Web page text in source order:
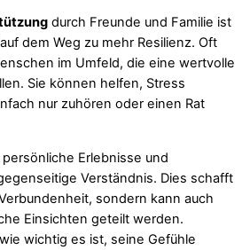
durch Freunde und Familie ist
dem Weg zu mehr Resilienz. Oft
im Umfeld, die eine wertvolle
Sie können helfen, Stress
nur zuhören oder einen Rat
persönliche Erlebnisse und
Verständnis. Dies schafft
sondern kann auch
Einsichten geteilt werden.
wichtig es ist, seine Gefühle